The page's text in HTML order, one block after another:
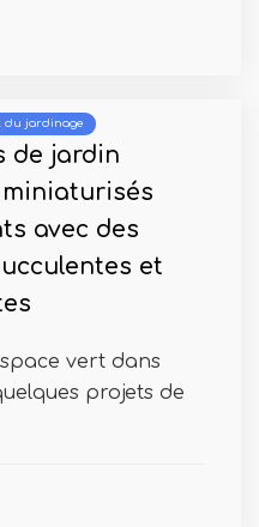
du jardinage
de jardin
avec des
et
vert dans
projets de